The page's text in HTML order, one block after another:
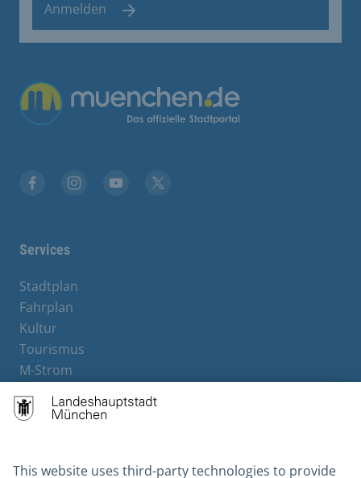
Anmelden
Übergreifende Links
Services
Stadtplan
Fahrplan
Kultur
Tourismus
M-Strom
Hotels
Contact